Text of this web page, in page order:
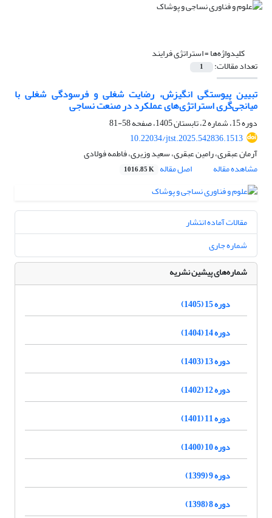
کلیدواژه‌ها =استراتژی فرایند
تعداد مقالات: 1
تبیین پیوستگی انگیزش، رضایت شغلی و فرسودگی شغلی با
میانجی‌گری استراتژی‌های عملکرد در صنعت نساجی
دوره 15، شماره 2، تابستان 1405، صفحه
58-81
10.22034/jtst.2025.542836.1513
آرمان عبقری، رامین عبقری، سعید وزیری، فاطمه فولادی
مشاهده مقاله
اصل مقاله 1016.85 K
مقالات آماده انتشار
شماره جاری
شماره‌های پیشین نشریه
دوره 15 (1405)
دوره 14 (1404)
دوره 13 (1403)
دوره 12 (1402)
دوره 11 (1401)
دوره 10 (1400)
دوره 9 (1399)
دوره 8 (1398)